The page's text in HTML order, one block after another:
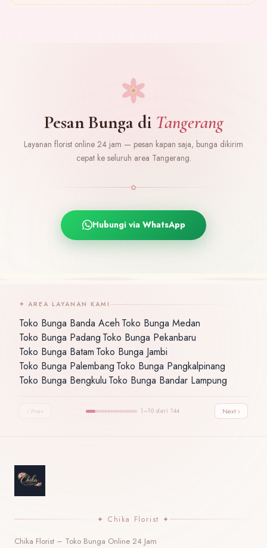
Pesan Bunga di Tangerang
Layanan florist online 24 jam — pesan kapan saja, bunga dikirim
cepat ke seluruh area Tangerang.
✿
Hubungi via WhatsApp
✦ AREA LAYANAN KAMI
Toko Bunga Banda Aceh Toko Bunga Medan
Toko Bunga Padang Toko Bunga Pekanbaru
Toko Bunga Batam Toko Bunga Jambi
Toko Bunga Palembang Toko Bunga Pangkalpinang
Toko Bunga Bengkulu Toko Bunga Bandar Lampung
‹ Prev 1–10 dari 144 Next ›
✦ Chika Florist ✦
Chika Florist – Toko Bunga Online 24 Jam